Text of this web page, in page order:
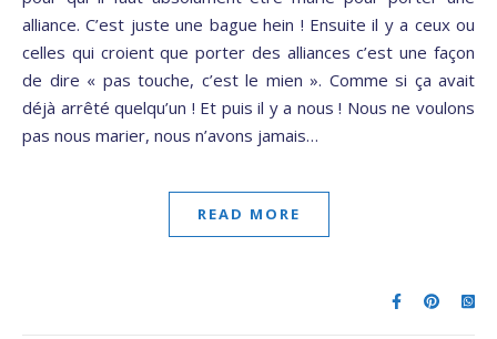
alliance. C’est juste une bague hein ! Ensuite il y a ceux ou
celles qui croient que porter des alliances c’est une façon
de dire « pas touche, c’est le mien ». Comme si ça avait
déjà arrêté quelqu’un ! Et puis il y a nous ! Nous ne voulons
pas nous marier, nous n’avons jamais…
READ MORE